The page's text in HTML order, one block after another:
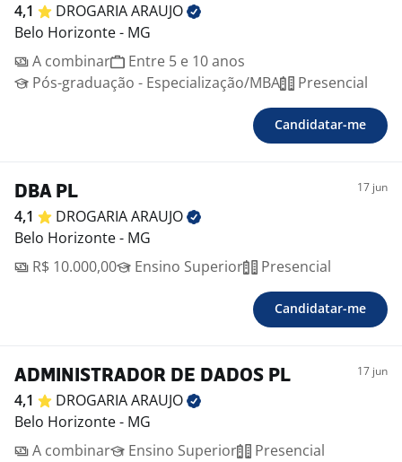
4,1 DROGARIAARAUJO
Belo Horizonte - MG
A combinar
Entre 5 e 10 anos
Pós-graduação - Especialização/MBA
Presencial
Candidatar-me
DBA PL 17 jun
4,1 DROGARIAARAUJO
Belo Horizonte - MG
R$ 10.000,00
Ensino Superior Presencial
Candidatar-me
ADMINISTRADOR DE DADOS PL 17 jun
4,1 DROGARIAARAUJO
Belo Horizonte - MG
A combinar
Ensino Superior Presencial